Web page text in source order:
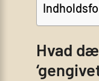
Hvad